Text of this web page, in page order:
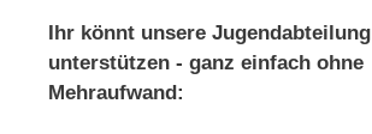
Ihr könnt unsere Jugendabteilung
unterstützen - ganz einfach ohne
Mehraufwand: